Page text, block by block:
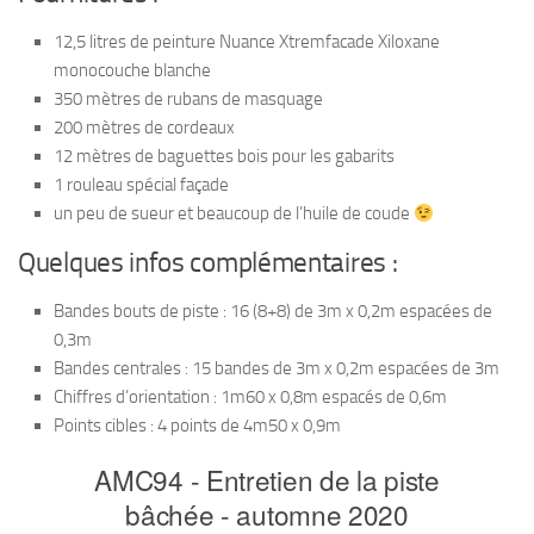
12,5 litres de peinture Nuance Xtremfacade Xiloxane
monocouche blanche
350 mètres de rubans de masquage
200 mètres de cordeaux
12 mètres de baguettes bois pour les gabarits
1 rouleau spécial façade
un peu de sueur et beaucoup de l’huile de coude
Quelques infos complémentaires :
Bandes bouts de piste : 16 (8+8) de 3m x 0,2m espacées de
0,3m
Bandes centrales : 15 bandes de 3m x 0,2m espacées de 3m
Chiffres d’orientation : 1m60 x 0,8m espacés de 0,6m
Points cibles : 4 points de 4m50 x 0,9m
AMC94 - Entretien de la piste
bâchée - automne 2020